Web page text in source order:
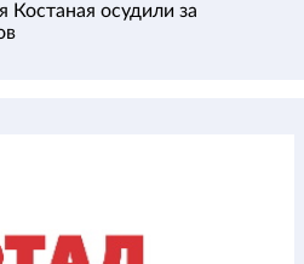
осудили за